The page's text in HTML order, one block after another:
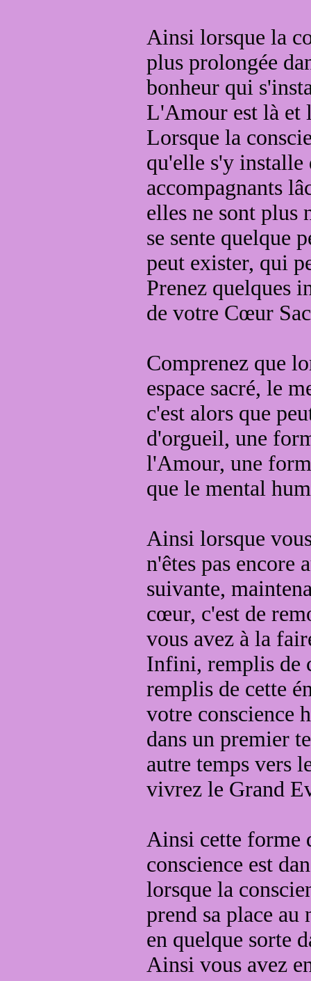
Ainsi lorsque la
plus prolongée
bonheur qui
L'Amour est là et
Lorsque la
qu'elle s'y
accompagnants
elles ne sont plus
se sente quelque
peut exister, qui
Prenez quelques
de votre Cœur
Comprenez que
espace sacré, le
c'est alors que
d'orgueil, une
l'Amour, une
que le mental
Ainsi lorsque
n'êtes pas encore
suivante,
cœur, c'est de
vous avez à la
Infini, remplis de
remplis de cette
votre conscience
dans un premier
autre temps vers
vivrez le Grand
Ainsi cette forme
conscience est
lorsque la
prend sa place au
en quelque sorte
Ainsi vous avez